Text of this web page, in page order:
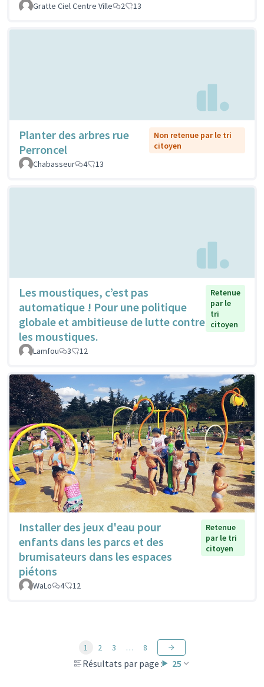
Gratte Ciel Centre Ville 2 13
Planter des arbres rue
Perroncel
Non retenue par le tri
citoyen
Chabasseur
4 13
Les moustiques, c’est pas
automatique ! Pour une politique
globale et ambitieuse de lutte contre
les moustiques.
Retenue
par le
tri
citoyen
Lamfou 3 12
Installer des jeux d'eau pour
enfants dans les parcs et des
brumisateurs dans les espaces
piétons
Retenue
par le tri
citoyen
WaLo 4 12
Résultats par page : 25
1 2 3 … 8